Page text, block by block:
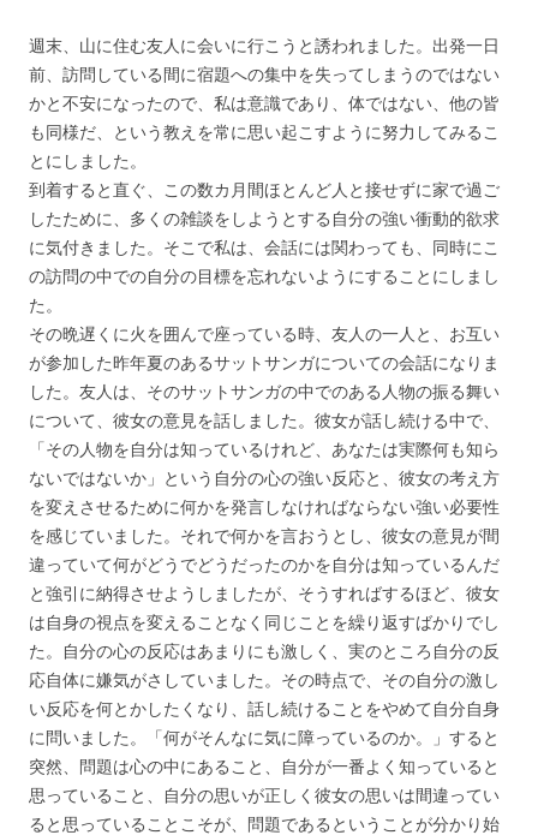
週末、山に住む友人に会いに行こうと誘われました。出発一日
前、訪問している間に宿題への集中を失ってしまうのではない
かと不安になったので、私は意識であり、体ではない、他の皆
も同様だ、という教えを常に思い起こすように努力してみるこ
とにしました。
到着すると直ぐ、この数カ月間ほとんど人と接せずに家で過ご
したために、多くの雑談をしようとする自分の強い衝動的欲求
に気付きました。そこで私は、会話には関わっても、同時にこ
の訪問の中での自分の目標を忘れないようにすることにしまし
た。
その晩遅くに火を囲んで座っている時、友人の一人と、お互い
が参加した昨年夏のあるサットサンガについての会話になりま
した。友人は、そのサットサンガの中でのある人物の振る舞い
について、彼女の意見を話しました。彼女が話し続ける中で、
「その人物を自分は知っているけれど、あなたは実際何も知ら
ないではないか」という自分の心の強い反応と、彼女の考え方
を変えさせるために何かを発言しなければならない強い必要性
を感じていました。それで何かを言おうとし、彼女の意見が間
違っていて何がどうでどうだったのかを自分は知っているんだ
と強引に納得させようしましたが、そうすればするほど、彼女
は自身の視点を変えることなく同じことを繰り返すばかりでし
た。自分の心の反応はあまりにも激しく、実のところ自分の反
応自体に嫌気がさしていました。その時点で、その自分の激し
い反応を何とかしたくなり、話し続けることをやめて自分自身
に問いました。「何がそんなに気に障っているのか。」すると
突然、問題は心の中にあること、自分が一番よく知っていると
思っていること、自分の思いが正しく彼女の思いは間違ってい
ると思っていることこそが、問題であるということが分かり始